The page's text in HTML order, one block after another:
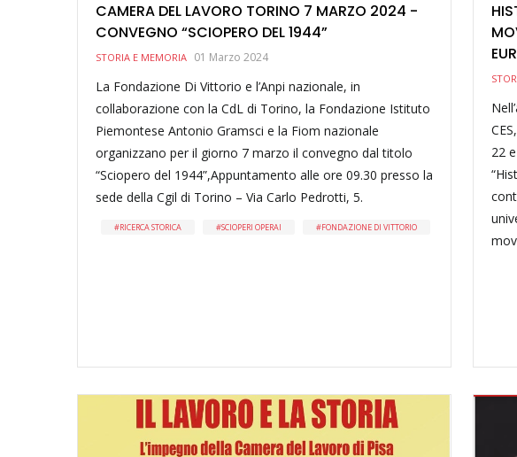
CAMERA DEL LAVORO TORINO 7 MARZO 2024 -
CONVEGNO “SCIOPERO DEL 1944”
STORIA E MEMORIA 01 Marzo 2024
La Fondazione Di Vittorio e l’Anpi nazionale, in
collaborazione con la CdL di Torino, la Fondazione Istituto
Piemontese Antonio Gramsci e la Fiom nazionale
organizzano per il giorno 7 marzo il convegno dal titolo
“Sciopero del 1944”,Appuntamento alle ore 09.30 presso la
sede della Cgil di Torino – Via Carlo Pedrotti, 5.
RICERCA STORICA SCIOPERI OPERAI FONDAZIONE DI VITTORIO
22